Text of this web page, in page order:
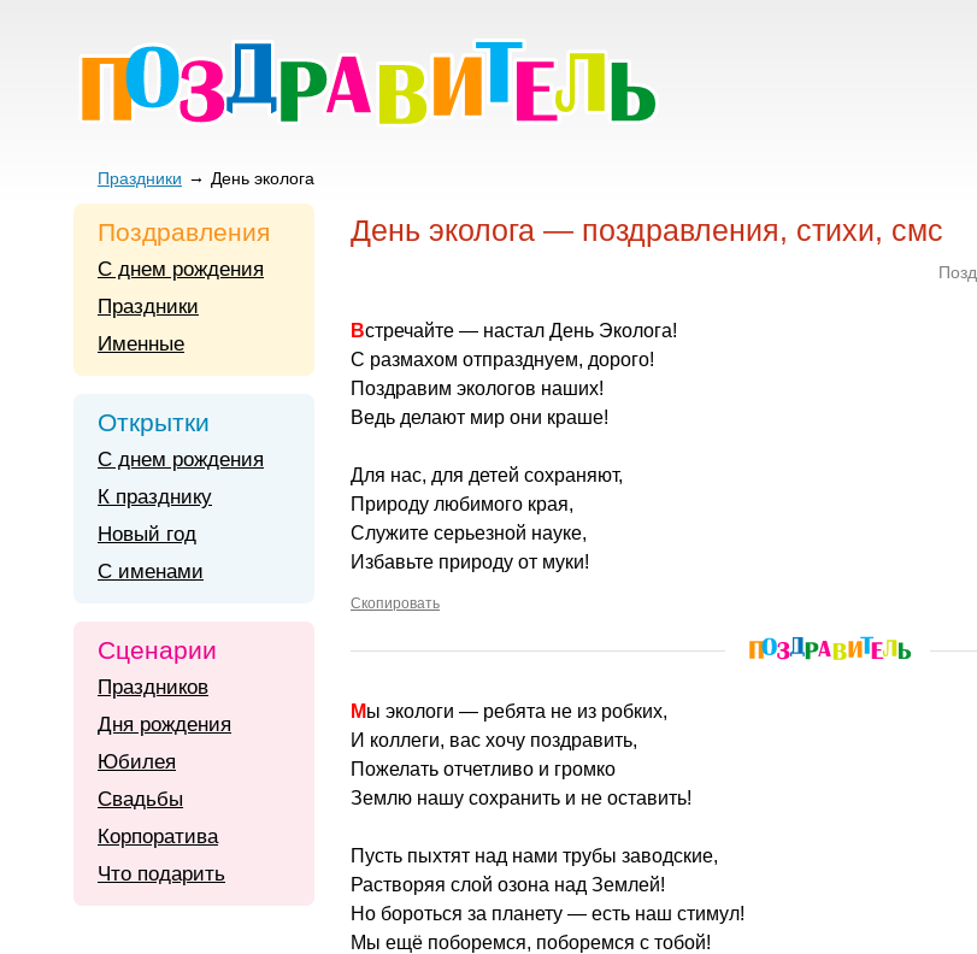
Праздники День эколога
День эколога — поздравления, стихи, смс
Встречайте — настал День Эколога!
С размахом отпразднуем, дорого!
Поздравим экологов наших!
Ведь делают мир они краше!
Для нас, для детей сохраняют,
Природу любимого края,
Служите серьезной науке,
Избавьте природу от муки!
Скопировать
Мы экологи — ребята не из робких,
И коллеги, вас хочу поздравить,
Пожелать отчетливо и громко
Землю нашу сохранить и не оставить!
Пусть пыхтят над нами трубы заводские,
Растворяя слой озона над Землей!
Но бороться за планету — есть наш стимул!
Мы ещё поборемся, поборемся с тобой!
Поздравления
С днем рождения
Праздники
Именные
Открытки
С днем рождения
К празднику
Новый год
С именами
Сценарии
Праздников
Дня рождения
Юбилея
Свадьбы
Корпоратива
Что подарить